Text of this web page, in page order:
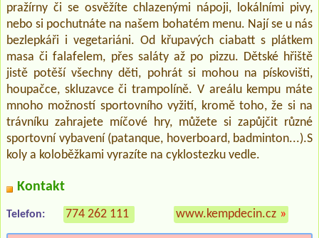
pražírny či se osvěžíte chlazenými nápoji, lokálními pivy,
nebo si pochutnáte na našem bohatém menu. Nají se u nás
bezlepkáři i vegetariáni. Od křupavých ciabatt s plátkem
masa či falafelem, přes saláty až po pizzu. Dětské hřiště
jistě potěší všechny děti, pohrát si mohou na pískovišti,
houpačce, skluzavce či trampolíně. V areálu kempu máte
mnoho možností sportovního vyžití, kromě toho, že si na
trávníku zahrajete míčové hry, můžete si zapůjčit různé
sportovní vybavení (patanque, hoverboard, badminton...).S
koly a koloběžkami vyrazíte na cyklostezku vedle.
Kontakt
Telefon: 774 262 111 www.kempdecin.cz »